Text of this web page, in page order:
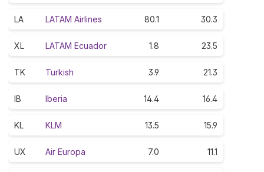
LA LATAM Airlines 80.1 30.3
XL LATAM Ecuador 1.8 23.5
TK Turkish 3.9 21.3
IB Iberia 14.4 16.4
KL KLM 13.5 15.9
UX Air Europa 7.0 11.1